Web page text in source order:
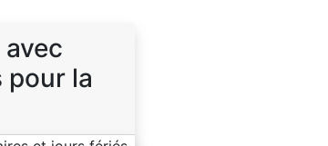
pour la